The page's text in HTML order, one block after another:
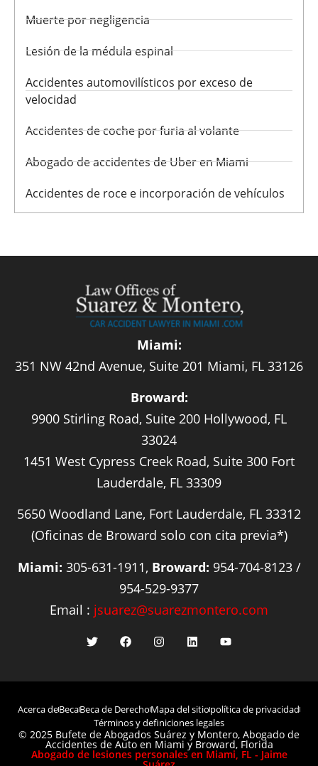
Muerte por negligencia
Lesión de la médula espinal
Accidentes automovilísticos por exceso de
velocidad
Accidentes de coche por furia al volante
Abogado de accidentes de Uber en Miami
Accidentes de roce e incorporación de vehículos
Miami:
351 NW 42nd Avenue, Suite 201 Miami, FL 33126
Broward:
9900 Stirling Road, Suite 200 Hollywood, FL
33024
1451 West Cypress Creek Road, Suite 300 Fort
Lauderdale, FL 33309
5650 Woodland Lane, Fort Lauderdale, FL 33312
(Oficinas de Broward solo con cita previa*)
Miami: 305-631-1911, Broward: 954-704-8123 /
954-529-9377
Email : jsuarez@suarezmontero.com
Acerca deBecaBeca de DerechoMapa del sitiopolítica de privacidad
Términos y definiciones legales
© 2025 Bufete de Abogados Suárez y Montero, Abogado de
Accidentes de Auto en Miami y Broward, Florida
Abogado de lesiones personales en Miami, FL - Jaime